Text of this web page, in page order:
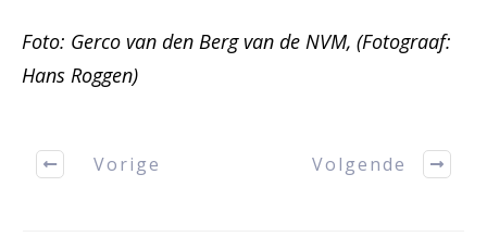
Foto: Gerco van den Berg van de NVM, (Fotograaf:
Hans Roggen)
Vorige Volgende